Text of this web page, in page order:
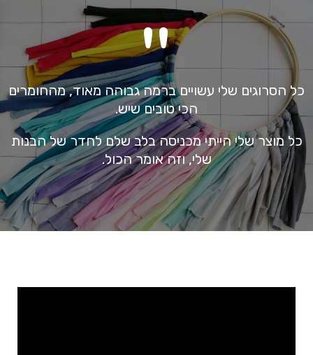
"
כל הסרוגים שלי עשויים ברמה גבוהה מאוד, מהחומרים
הכי טובים שיש.
כל מוצר שלי הייתי מכניסה בלב שלם לחדר של הבנות
שלי, וזה אומר הכול.